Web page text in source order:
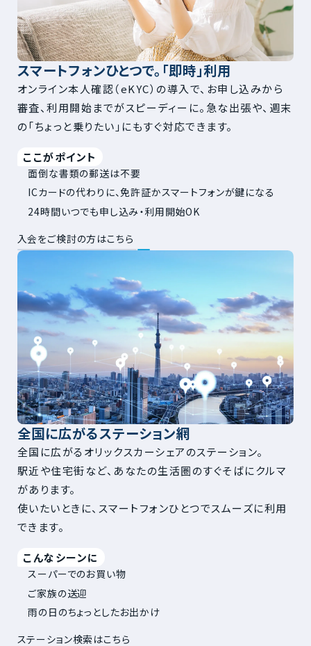
スマートフォンひとつで。「即時」利用
オンライン本人確認（eKYC）の導入で、お申し込みから
審査、利用開始までがスピーディーに。急な出張や、週末
の「ちょっと乗りたい」にもすぐ対応できます。
ここがポイント
面倒な書類の郵送は不要
ICカードの代わりに、免許証かスマートフォンが鍵になる
24時間いつでも申し込み・利用開始OK
入会をご検討の方はこちら
全国に広がるステーション網
全国に広がるオリックスカーシェアのステーション。
駅近や住宅街など、あなたの生活圏のすぐそばにクルマ
があります。
使いたいときに、スマートフォンひとつでスムーズに利用
できます。
こんなシーンに
スーパーでのお買い物
ご家族の送迎
雨の日のちょっとしたお出かけ
ステーション検索はこちら